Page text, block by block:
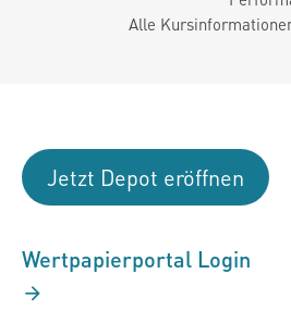
Alle
Jetzt Depot eröffnen
Wertpapierportal Login